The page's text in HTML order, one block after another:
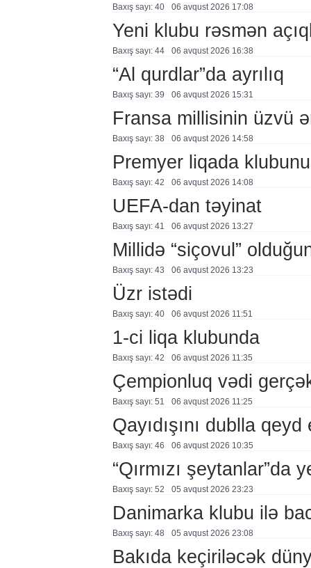
Baxış sayı: 40 06 avqust 2026 17:08
Yeni klubu rəsmən
Baxış sayı: 44 06 avqust 2026 16:38
“Al qurdlar”da ayrılıq
Baxış sayı: 39 06 avqust 2026 15:31
Fransa millisinin üzvü
Baxış sayı: 38 06 avqust 2026 14:58
Premyer liqada
Baxış sayı: 42 06 avqust 2026 14:08
UEFA-dan təyinat
Baxış sayı: 41 06 avqust 2026 13:27
Millidə “siçovul”
Baxış sayı: 43 06 avqust 2026 13:23
Üzr istədi
Baxış sayı: 40 06 avqust 2026 11:51
1-ci liqa klubunda
Baxış sayı: 42 06 avqust 2026 11:35
Çempionluq vədi
Baxış sayı: 51 06 avqust 2026 11:25
Qayıdışını dublla qeyd
Baxış sayı: 46 06 avqust 2026 10:35
“Qırmızı şeytanlar”da
Baxış sayı: 52 05 avqust 2026 23:23
Danimarka klubu ilə
Baxış sayı: 48 05 avqust 2026 23:08
Bakıda keçiriləcək